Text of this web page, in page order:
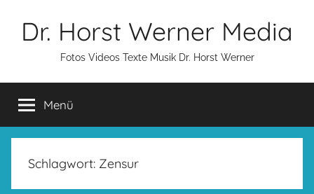
InhaltDr. Horst Werner Media
Fotos Videos Texte Musik Dr. Horst Werner
Menü
Schlagwort: Zensur